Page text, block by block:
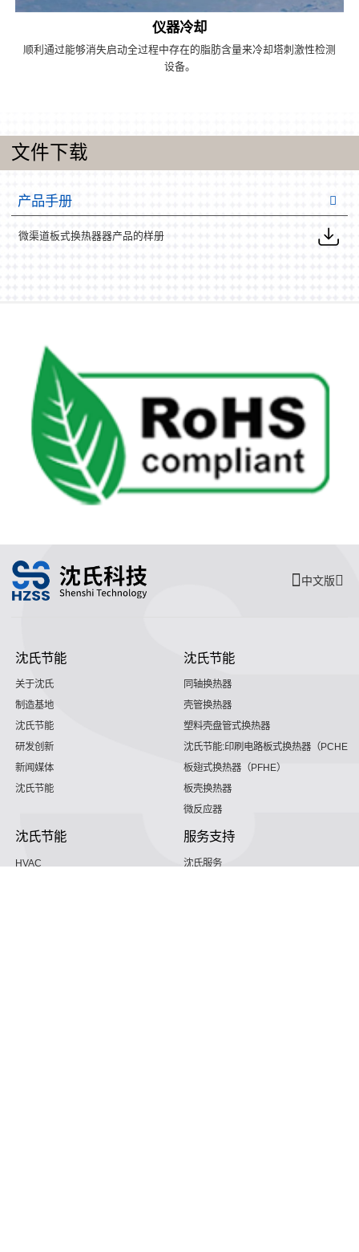
仪器冷却
顺利通过能够消失启动全过程中存在的脂肪含量来冷却塔刺激性检测
设备。
文件下载
产品手册
微渠道板式换热器器产品的样册
中文版
沈氏节能
关于沈氏
制造基地
沈氏节能
研发创新
新闻媒体
沈氏节能
沈氏节能
同轴换热器
壳管换热器
塑料壳盘管式换热器
沈氏节能:印刷电路板式换热器（PCHE）
板翅式换热器（PFHE）
板壳换热器
微反应器
沈氏节能
HVAC
服务支持
沈氏服务